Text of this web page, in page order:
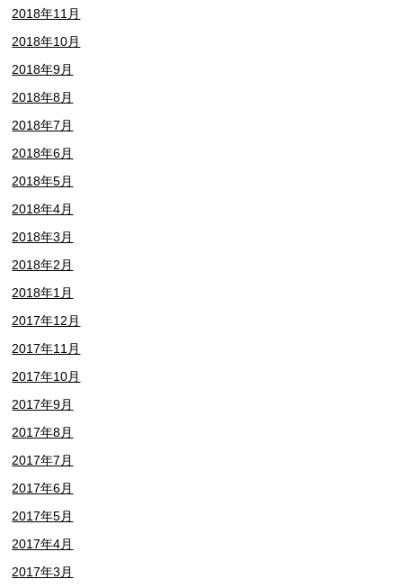
2018年11月
2018年10月
2018年9月
2018年8月
2018年7月
2018年6月
2018年5月
2018年4月
2018年3月
2018年2月
2018年1月
2017年12月
2017年11月
2017年10月
2017年9月
2017年8月
2017年7月
2017年6月
2017年5月
2017年4月
2017年3月